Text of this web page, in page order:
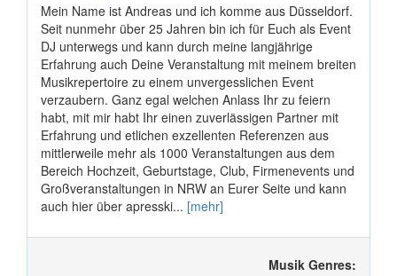
Mein Name ist Andreas und ich komme aus Düsseldorf.
Seit nunmehr über 25 Jahren bin ich für Euch als Event
DJ unterwegs und kann durch meine langjährige
Erfahrung auch Deine Veranstaltung mit meinem breiten
Musikrepertoire zu einem unvergesslichen Event
verzaubern. Ganz egal welchen Anlass Ihr zu feiern
habt, mit mir habt Ihr einen zuverlässigen Partner mit
Erfahrung und etlichen exzellenten Referenzen aus
mittlerweile mehr als 1000 Veranstaltungen aus dem
Bereich Hochzeit, Geburtstage, Club, Firmenevents und
Großveranstaltungen in NRW an Eurer Seite und kann
auch hier über apresski... [mehr]
Musik Genres: